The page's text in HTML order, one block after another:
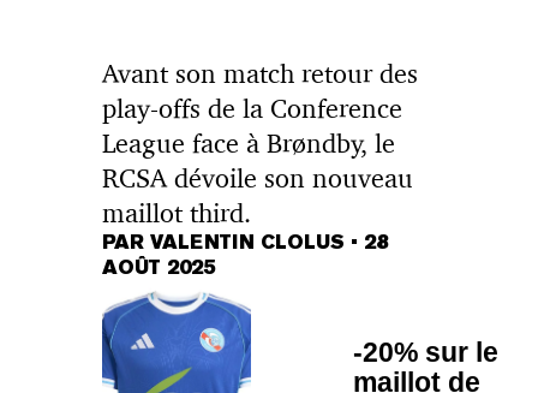
Avant son match retour des
play-offs de la Conference
League face à Brøndby, le
RCSA dévoile son nouveau
maillot third.
PAR VALENTIN CLOLUS • 28
AOÛT 2025
-20% sur le
maillot de